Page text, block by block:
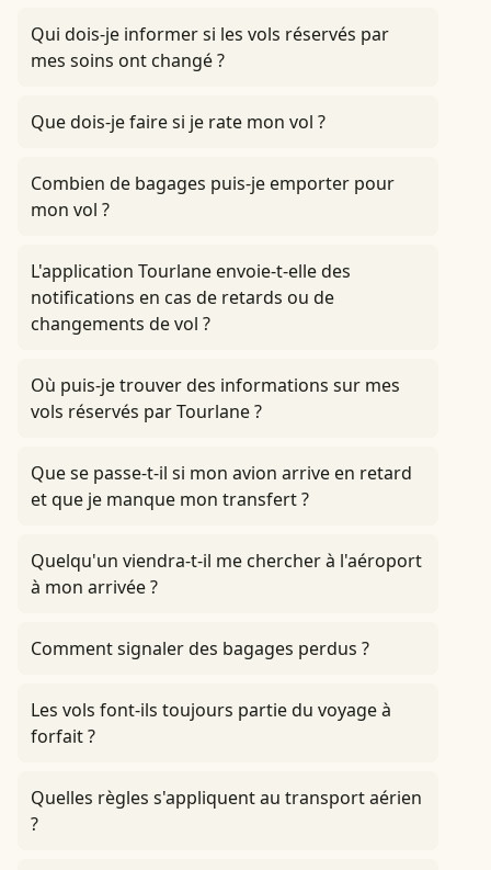
Qui dois-je informer si les vols réservés par
mes soins ont changé ?
Que dois-je faire si je rate mon vol ?
Combien de bagages puis-je emporter pour
mon vol ?
L'application Tourlane envoie-t-elle des
notifications en cas de retards ou de
changements de vol ?
Où puis-je trouver des informations sur mes
vols réservés par Tourlane ?
Que se passe-t-il si mon avion arrive en retard
et que je manque mon transfert ?
Quelqu'un viendra-t-il me chercher à l'aéroport
à mon arrivée ?
Comment signaler des bagages perdus ?
Les vols font-ils toujours partie du voyage à
forfait ?
Quelles règles s'appliquent au transport aérien
?